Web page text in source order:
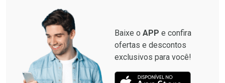
Baixe o APP e confira
ofertas e descontos
exclusivos para você!